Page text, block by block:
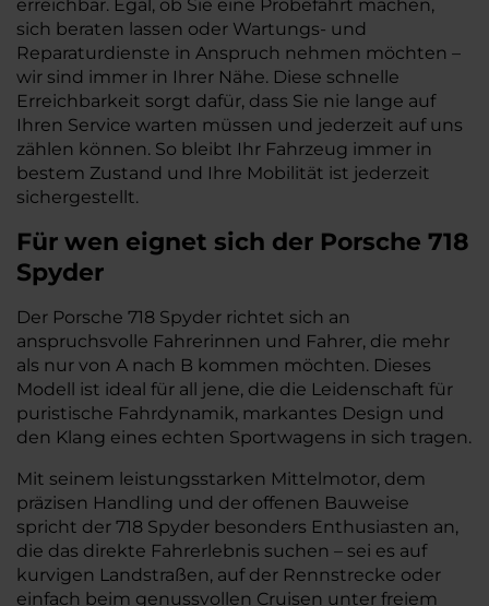
erreichbar. Egal, ob Sie eine Probefahrt machen,
sich beraten lassen oder Wartungs- und
Reparaturdienste in Anspruch nehmen möchten –
wir sind immer in Ihrer Nähe. Diese schnelle
Erreichbarkeit sorgt dafür, dass Sie nie lange auf
Ihren Service warten müssen und jederzeit auf uns
zählen können. So bleibt Ihr Fahrzeug immer in
bestem Zustand und Ihre Mobilität ist jederzeit
sichergestellt.
Für wen eignet sich der Porsche 718
Spyder
Der Porsche 718 Spyder richtet sich an
anspruchsvolle Fahrerinnen und Fahrer, die mehr
als nur von A nach B kommen möchten. Dieses
Modell ist ideal für all jene, die die Leidenschaft für
puristische Fahrdynamik, markantes Design und
den Klang eines echten Sportwagens in sich tragen.
Mit seinem leistungsstarken Mittelmotor, dem
präzisen Handling und der offenen Bauweise
spricht der 718 Spyder besonders Enthusiasten an,
die das direkte Fahrerlebnis suchen – sei es auf
kurvigen Landstraßen, auf der Rennstrecke oder
einfach beim genussvollen Cruisen unter freiem